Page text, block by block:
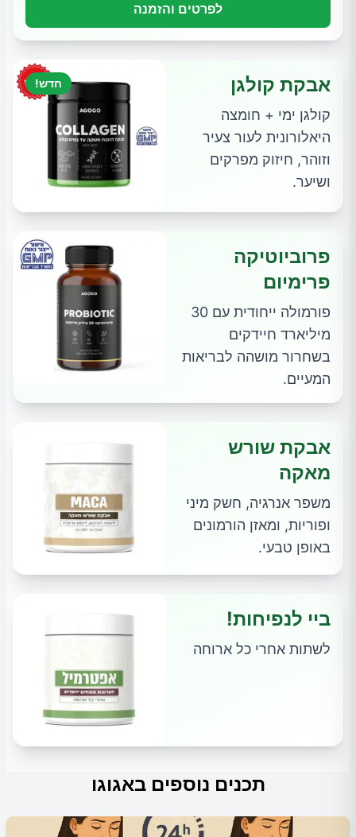
לפרטים והזמנה
חדש! אבקת קולגן
קולגן ימי + חומצה
היאלורונית לעור צעיר
וזוהר, חיזוק מפרקים
ושיער.
פרוביוטיקה
פרימיום
פורמולה ייחודית עם 30
מיליארד חיידקים
בשחרור מושהה לבריאות
המעיים.
אבקת שורש
מאקה
משפר אנרגיה, חשק מיני
ופוריות, ומאזן הורמונים
באופן טבעי.
ביי לנפיחות!
לשתות אחרי כל ארוחה
תכנים נוספים באגוגו